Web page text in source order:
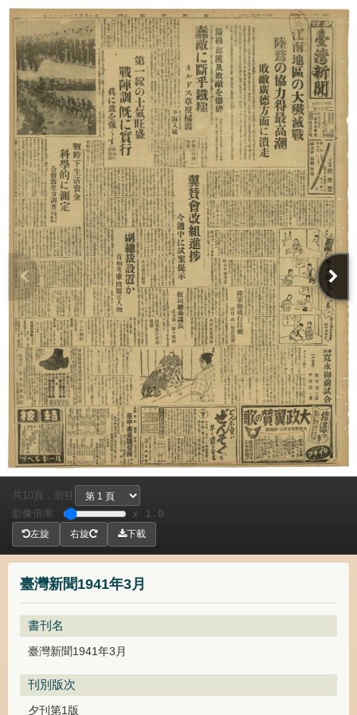
臺灣新聞1941年3月
書刊名
臺灣新聞1941年3月
刊別版次
夕刊第1版
共 10頁，
前往
影像倍率
x 1.0
左旋 右旋 下載